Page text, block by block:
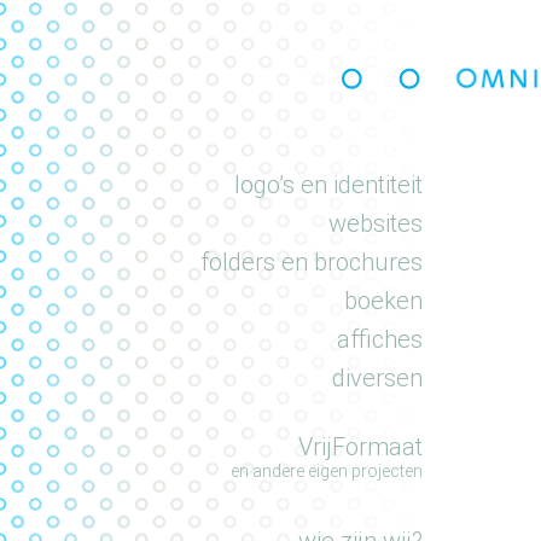
portfolio
logo’s en identiteit
websites
folders en brochures
boeken
affiches
diversen
VrijFormaat